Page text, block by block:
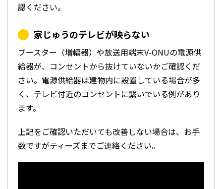
認ください。
家じゅうのテレビが映らない
ブースター（増幅器）や放送用端末V-ONUの電源供
給器が、コンセントから抜けていないかご確認くだ
さい。電源供給器は建物内に設置している場合が多
く、テレビ付近のコンセントに繋いでいる例があり
ます。
上記をご確認いただいても改善しない場合は、お手
数ですがティーズまでご連絡ください。